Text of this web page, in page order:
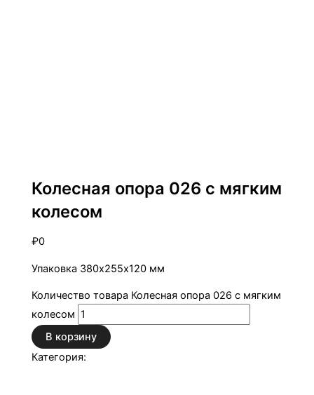
Колесная опора 026 с мягким
колесом
₽0
Упаковка 380х255х120 мм
Количество товара Колесная опора 026 с мягким
колесом
В корзину
Категория: